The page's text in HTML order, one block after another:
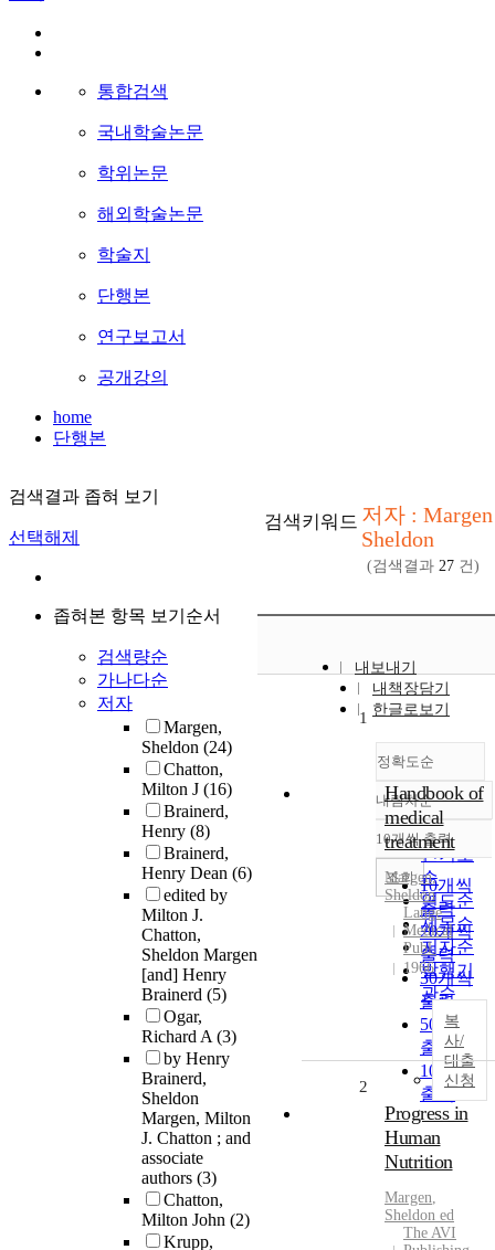
통합검색
국내학술논문
학위논문
해외학술논문
학술지
단행본
연구보고서
공개강의
home
단행본
검색결과 좁혀 보기
선택해제
좁혀본 항목 보기순서
검색량순
가나다순
저자
Margen,
Sheldon (24)
Chatton,
Milton J (16)
Brainerd,
Henry (8)
Brainerd,
Henry Dean (6)
edited by
Milton J.
Chatton,
Sheldon Margen
[and] Henry
Brainerd (5)
Ogar,
Richard A(3)
by Henry
Brainerd,
Sheldon
Margen, Milton
J. Chatton ; and
associate
authors (3)
Chatton,
Milton John (2)
Krupp,
검색키워드 저자 : Margen
Sheldon
(검색결과 27 건)
내보내기
내책장담기
한글로보기
정확도순
정확도
순
인기도
순
연도순
제목순
저자순
발행기
관순
내림차순
내림차순
10개씩 출력
10개씩
출력
20개씩
출력
30개씩
출력
50개씩
출력
100개씩
출력
조회
1
Handbook of
medical
treatment
Margen,
Sheldon
Lange
Medical
Publ.
1966
복
사/
대출
신청
2
Progress in
Human
Nutrition
Margen,
Sheldon ed
The AVI